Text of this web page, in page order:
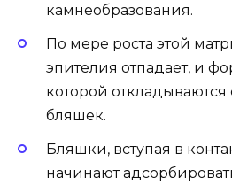
камнеобразования.
По мере роста этой
эпителия отпадает, и
которой
бляшек.
Бляшки, вступая в
начинают